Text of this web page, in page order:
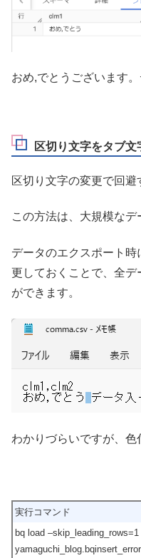
おめ,でとうございます
区切り文字をタブ文
区切り文字の変更で回避
この方法は、大規模なデ
データのエクスポート
更しておくことで、全デ
ができます。
わかりづらいですが、色
実行コマンド
bq load –skip_leading_rows=1
yamaguchi_blog.bqinsert_error